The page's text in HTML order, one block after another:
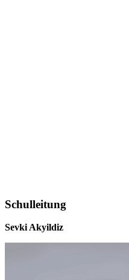
Schulleitung
Sevki Akyildiz